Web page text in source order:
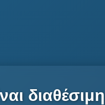
διαθέσιμη